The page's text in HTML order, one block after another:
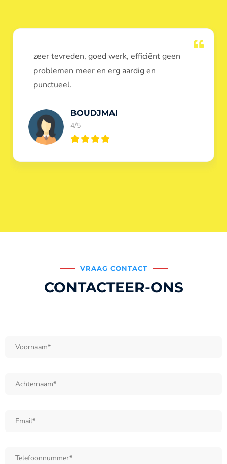
Dank u voor de ontstopping van wc, werd
heel goed uitgevoerd, door de loodgieters
ontstoppers services janssens.
Eric Garfield
5/5
VRAAG CONTACT
CONTACTEER-ONS